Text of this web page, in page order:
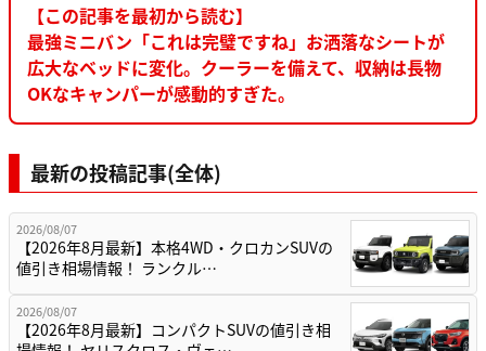
【この記事を最初から読む】
最強ミニバン「これは完璧ですね」お洒落なシートが
広大なベッドに変化。クーラーを備えて、収納は長物
OKなキャンパーが感動的すぎた。
最新の投稿記事(全体)
2026/08/07
【2026年8月最新】本格4WD・クロカンSUVの
値引き相場情報！ ランクル…
2026/08/07
【2026年8月最新】コンパクトSUVの値引き相